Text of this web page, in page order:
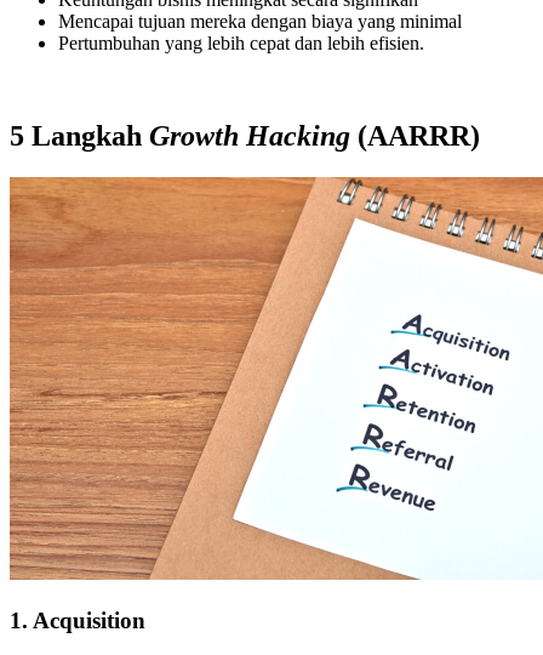
Mencapai tujuan mereka dengan biaya yang minimal
Pertumbuhan yang lebih cepat dan lebih efisien.
5 Langkah Growth Hacking (AARRR)
1. Acquisition